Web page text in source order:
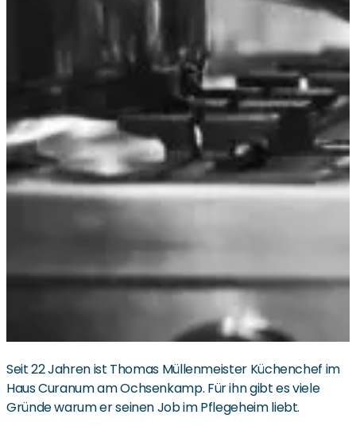
Seit 22 Jahren ist Thomas Müllenmeister Küchenchef im
Haus Curanum am Ochsenkamp. Für ihn gibt es viele
Gründe warum er seinen Job im Pflegeheim liebt.